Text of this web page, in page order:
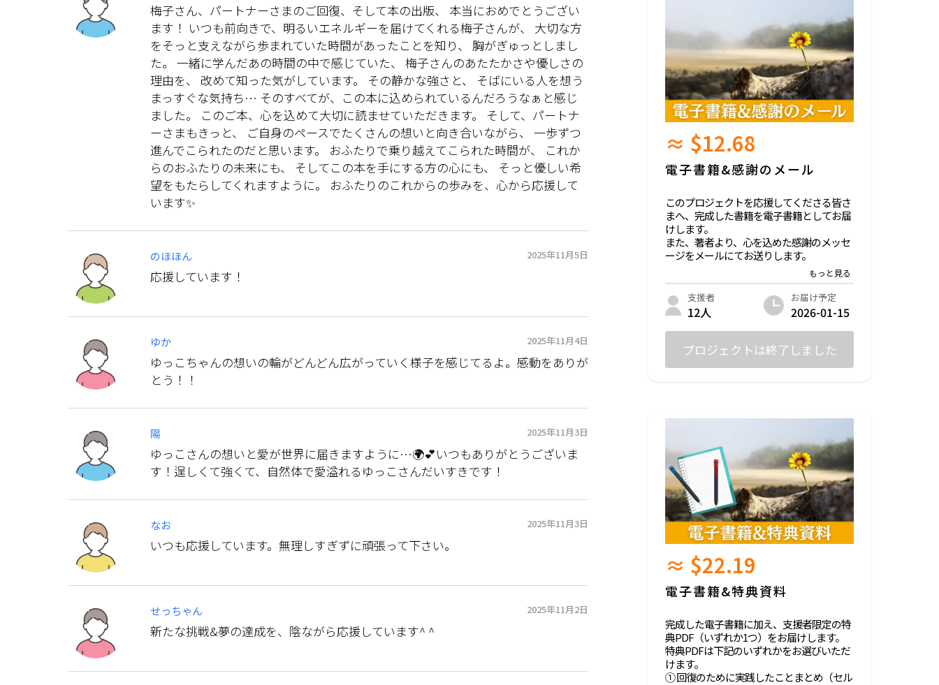
梅子さん、パートナーさまのご回復、そして本の出版、 本当におめでとうござい
ます！ いつも前向きで、明るいエネルギーを届けてくれる梅子さんが、 大切な方
をそっと支えながら歩まれていた時間があったことを知り、 胸がぎゅっとしまし
た。 一緒に学んだあの時間の中で感じていた、 梅子さんのあたたかさや優しさの
理由を、 改めて知った気がしています。 その静かな強さと、 そばにいる人を想う
まっすぐな気持ち… そのすべてが、この本に込められているんだろうなぁと感じ
ました。 このご本、心を込めて大切に読ませていただきます。 そして、パートナ
ーさまもきっと、 ご自身のペースでたくさんの想いと向き合いながら、 一歩ずつ
進んでこられたのだと思います。 おふたりで乗り越えてこられた時間が、 これか
らのおふたりの未来にも、 そしてこの本を手にする方の心にも、 そっと優しい希
望をもたらしてくれますように。 おふたりのこれからの歩みを、心から応援して
います✨
のほほん 2025年11月5日
応援しています！
ゆか 2025年11月4日
ゆっこちゃんの想いの輪がどんどん広がっていく様子を感じてるよ。感動をありが
とう！！
陽 2025年11月3日
ゆっこさんの想いと愛が世界に届きますように…🌍💕いつもありがとうございま
す！逞しくて強くて、自然体で愛溢れるゆっこさんだいすきです！
なお 2025年11月3日
いつも応援しています。無理しすぎずに頑張って下さい。
せっちゃん 2025年11月2日
新たな挑戦&夢の達成を、陰ながら応援しています^ ^
≈ $12.68
電子書籍&感謝のメール
このプロジェクトを応援してくださる皆さ
まへ、完成した書籍を電子書籍としてお届
けします。
また、著者より、心を込めた感謝のメッセ
ージをメールにてお送りします。
「少しでも力になりたい」「共感した」そ
んな気持ちをカタチにできる、気軽な応援
プランです。
この一歩が、出版という大きな一歩を支え
てくれます。
支援者
12人
お届け予定
2026-01-15
プロジェクトは終了しました
≈ $22.19
電子書籍&特典資料
完成した電子書籍に加え、支援者限定の特
典PDF（いずれか1つ）をお届けします。
特典PDFは下記のいずれかをお選びいただ
けます。
① 回復のために実践したことまとめ（セル